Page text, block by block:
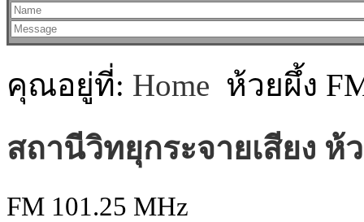
คุณอยู่ที่: Home ห้วยผึ้ง
สถานีวิทยุกระจายเสียง ห้
FM 101.25 MHz